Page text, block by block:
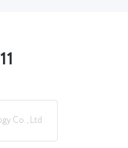
Co., Ltd